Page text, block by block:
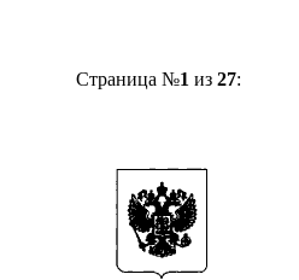
Страница №1 из 27: